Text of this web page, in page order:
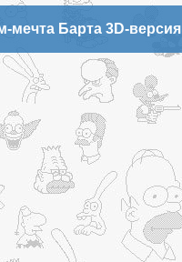
мечта Барта 3D-версия